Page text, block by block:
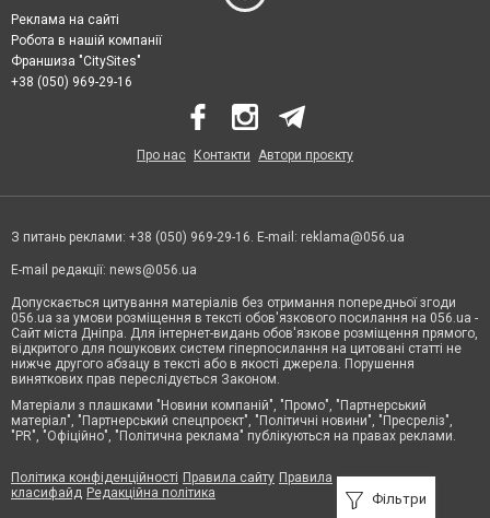
Фільтри
Реклама на сайті
Робота в нашій компанії
Франшиза "CitySites"
+38 (050) 969-29-16
Про нас Контакти Автори проєкту
З питань реклами: +38 (050) 969-29-16. E-mail: reklama@056.ua
E-mail редакції: news@056.ua
Допускається цитування матеріалів без отримання попередньої згоди
056.ua за умови розміщення в тексті обов'язкового посилання на 056.ua -
Сайт міста Дніпра. Для інтернет-видань обов'язкове розміщення прямого,
відкритого для пошукових систем гіперпосилання на цитовані статті не
нижче другого абзацу в тексті або в якості джерела. Порушення
виняткових прав переслідується Законом.
Матеріали з плашками "Новини компаній", "Промо", "Партнерський
матеріал", "Партнерський спецпроєкт", "Політичні новини", "Пресреліз",
"PR", "Офіційно", "Політична реклама" публікуються на правах реклами.
Політика конфіденційності Правила сайту Правила
класифайд Редакційна політика